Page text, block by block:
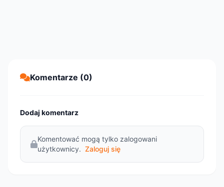
Komentarze (0)
Dodaj komentarz
Komentować mogą tylko zalogowani
użytkownicy. Zaloguj się